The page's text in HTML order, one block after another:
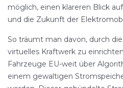
möglich, einen klareren Blick
und die Zukunft der
So träumt man davon, durch
virtuelles Kraftwerk zu
Fahrzeuge EU-weit über
einem gewaltigen